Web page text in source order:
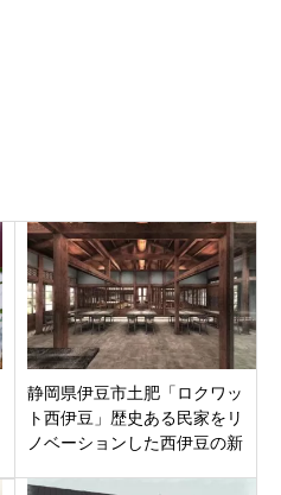
静岡県伊豆市土肥「ロクワッ
ト西伊豆」歴史ある民家をリ
ノベーションした西伊豆の新